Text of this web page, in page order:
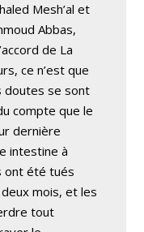
Mesh’al et
Abbas,
de La
ce n’est que
doutes se sont
compte que le
dernière
intestine à
ont été tués
mois, et les
tout